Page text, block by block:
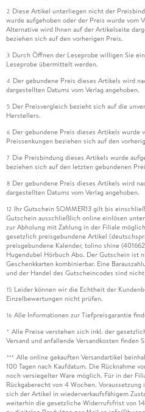
2 Diese Artikel unterliegen nicht der
wurde aufgehoben oder der Preis wurde vom
Alternative wird Ihnen auf der Artikelseite
beziehen sich auf den vorherigen Preis.
3 Durch Öffnen der Leseprobe willigen Sie
Leseprobe übermittelt werden.
4 Der gebundene Preis dieses Artikels wird
dargestellten Datums vom Verlag angehoben.
5 Der Preisvergleich bezieht sich auf die
Herstellers.
6 Der gebundene Preis dieses Artikels wurde
Preissenkungen beziehen sich auf den
7 Die Preisbindung dieses Artikels wurde
beziehen sich auf den letzten gebundenen
8 Der gebundene Preis dieses Artikels wird
dargestellten Datums vom Verlag angehoben.
12 Ihr Gutschein SOMMER13 gilt bis
Gutschein ausschließlich online einlösen
zur Abholung mit Zahlung in der Filiale
gesetzlich preisgebundene Artikel
preisgebundene Kalender, tolino shine
Hugendubel Hörbuch Abo. Der Gutschein ist
Geschenkkarten kombinierbar. Eine
und der Handel des Gutscheincodes sind
15 Leider können wir die Echtheit der
Einzelbewertungen nicht prüfen.
16 Alle Informationen zur Tiefpreisgarantie
* Alle Preise verstehen sich inkl. der
Versand und anfallende Versandkosten finden
*** Alle online gekauften Versandartikel
100 Tagen nach Kaufdatum. Die Rücknahme
noch versiegelter Ware möglich. Für in der
Rückgaberecht von 4 Wochen. Voraussetzung
sich der Artikel in wiederverkaufsfähigem
weiterhin die gesetzliche Widerrufsfrist von